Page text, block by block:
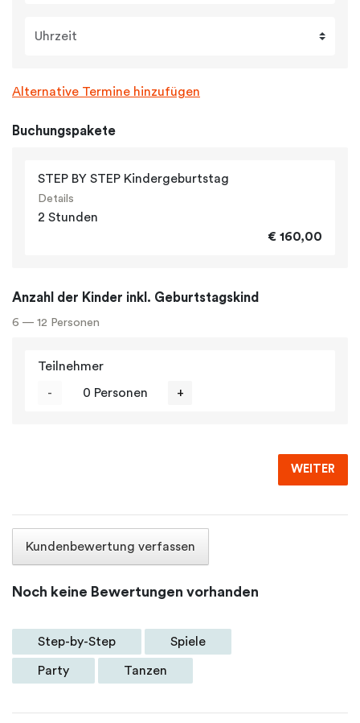
Uhrzeit
Alternative Termine hinzufügen
Buchungspakete
STEP BY STEP Kindergeburtstag
Details
2 Stunden
€ 160,00
Anzahl der Kinder inkl. Geburtstagskind
6 — 12 Personen
Teilnehmer
- 0 Personen +
WEITER
Kundenbewertung verfassen
Noch keine Bewertungen vorhanden
Step-by-Step Spiele
Party Tanzen